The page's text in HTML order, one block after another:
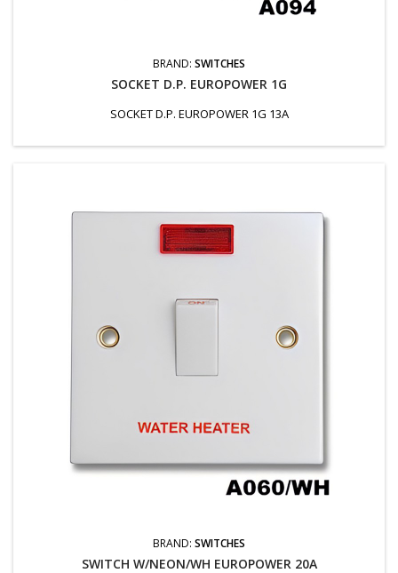
BRAND: SWITCHES
SOCKET D.P. EUROPOWER 1G
SOCKET D.P. EUROPOWER 1G 13A
BRAND: SWITCHES
SWITCH W/NEON/WH EUROPOWER 20A